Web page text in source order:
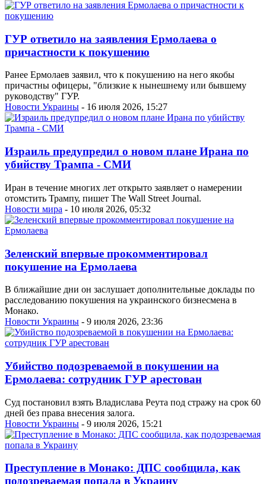
ГУР ответило на заявления Ермолаева о
причастности к покушению
Ранее Ермолаев заявил, что к покушению на него якобы
причастны офицеры, "близкие к нынешнему или бывшему
руководству" ГУР.
Новости Украины - 16 июля 2026, 15:27
Израиль предупредил о новом плане Ирана по
убийству Трампа - СМИ
Иран в течение многих лет открыто заявляет о намерении
отомстить Трампу, пишет The Wall Street Journal.
Новости мира - 10 июля 2026, 05:32
Зеленский впервые прокомментировал
покушение на Ермолаева
В ближайшие дни он заслушает дополнительные доклады по
расследованию покушения на украинского бизнесмена в
Монако.
Новости Украины - 9 июля 2026, 23:36
Убийство подозреваемой в покушении на
Ермолаева: сотрудник ГУР арестован
Суд постановил взять Владислава Реута под стражу на срок 60
дней без права внесения залога.
Новости Украины - 9 июля 2026, 15:21
Преступление в Монако: ДПС сообщила, как
подозреваемая попала в Украину